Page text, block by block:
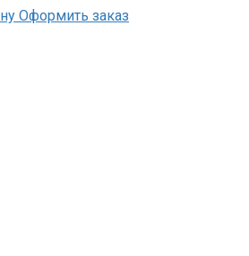
Оформить заказ